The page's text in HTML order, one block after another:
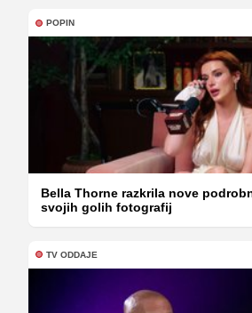
POPIN
Bella Thorne razkrila nove
svojih golih fotografij
TV ODDAJE